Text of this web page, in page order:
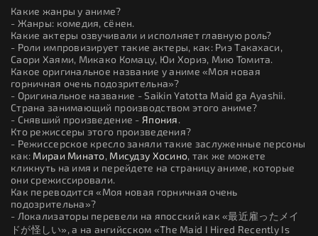
Какие жанры у аниме?
- Жанры: комедия, сёнен.
Какие актеры озвучивали и исполняет главную роль?
- Роли импровизирует такие актеры, как: Риэ Такахаси,
Саори Хаями, Микако Комацу, Юи Хориэ, Мию Томита.
Какое оригинальное название у аниме «Моя новая
горничная очень подозрительна»?
- Оригинальное название - Saikin Yatotta Maid ga Ayashii.
Страна занимающий производством этого аниме?
- Снявший произведение - Япония.
Кто режиссеры этого произведения?
- Режиссерское кресло заняли такие заслуженные персоны
как: Мираи Минато, Мисудзу Хосино, так же можете
кликнуть на имя и перейдете на страницу аниме, которые
они срежиссировали.
Как переводится «Моя новая горничная очень
подозрительна»?
- Локализаторы перевели на япосский как «最近雇ったメイ
ドが怪しい», а на ангийсском «The Maid I Hired Recently Is